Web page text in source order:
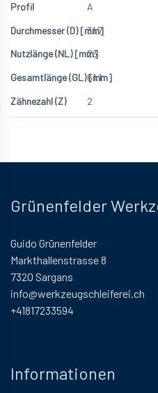
A
31.7
23
61.1
2
Grünenfelder
Guido Grünenfelder
Markthallenstrasse 8
7320 Sargans
info@werkzeugschleiferei.ch
+41817233594
Informationen